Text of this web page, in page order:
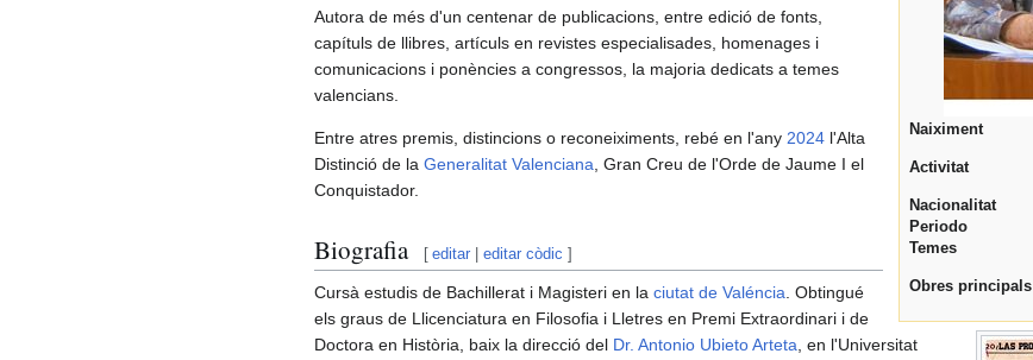
Naiximent
Activitat
Nacionalitat
Periodo
Temes
Obres principals
Autora de més d'un centenar de publicacions, entre edició de fonts,
capítuls de llibres, artículs en revistes especialisades, homenages i
comunicacions i ponències a congressos, la majoria dedicats a temes
valencians.
Entre atres premis, distincions o reconeiximents, rebé en l'any 2024 l'Alta
Distinció de la Generalitat Valenciana , Gran Creu de l'Orde de Jaume I el
Conquistador.
Biografia [ editar |editar còdic ]
Cursà estudis de Bachillerat i Magisteri en la ciutat de Valéncia . Obtingué
els graus de Llicenciatura en Filosofia i Lletres en Premi Extraordinari i de
Doctora en Història, baix la direcció del Dr. Antonio Ubieto Arteta , en l'Universitat